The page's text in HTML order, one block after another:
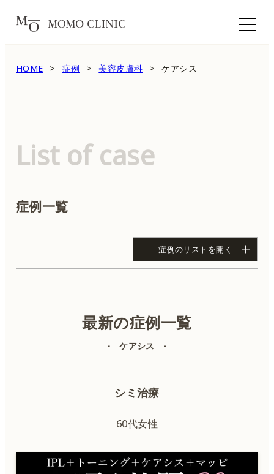
HOME 症例 美容皮膚科 ケアシス
List of case
症例一覧
症例のリストを開く
最新の症例一覧
- ケアシス -
シミ治療
60代女性